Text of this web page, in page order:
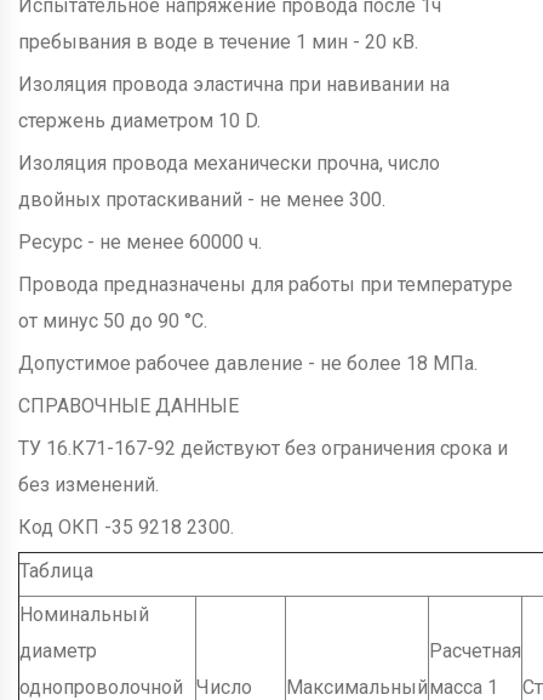
Испытательное напряжение провода после 1ч
пребывания в воде в течение 1 мин - 20 кВ.
Изоляция провода эластична при навивании на
стержень диаметром 10 D.
Изоляция провода механически прочна, число
двойных протаскиваний - не менее 300.
Ресурс - не менее 60000 ч.
Провода предназначены для работы при температуре
от минус 50 до 90 °С.
Допустимое рабочее давление - не более 18 МПа.
СПРАВОЧНЫЕ ДАННЫЕ
ТУ 16.К71-167-92 действуют без ограничения срока и
без изменений.
Код ОКП -35 9218 2300.
Таблица
Номинальный
диаметр
однопроволочной
Число
Максимальный
Расчетная
масса 1